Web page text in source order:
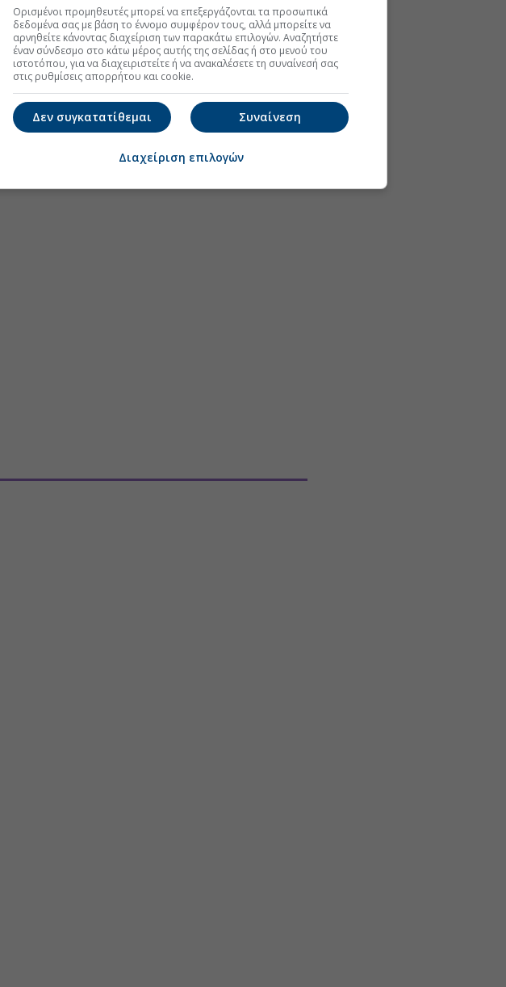
με κόστος
στο Discover
Ορισμένοι προμηθευτές μπορεί να επεξεργάζονται τα προσωπικά
δεδομένα σας με βάση το έννομο συμφέρον τους, αλλά μπορείτε να
αρνηθείτε κάνοντας διαχείριση των παρακάτω επιλογών. Αναζητήστε
έναν σύνδεσμο στο κάτω μέρος αυτής της σελίδας ή στο μενού του
ιστοτόπου, για να διαχειριστείτε ή να ανακαλέσετε τη συναίνεσή σας
στις ρυθμίσεις απορρήτου και cookie.
Συναίνεση
Δεν συγκατατίθεμαι
Διαχείριση επιλογών